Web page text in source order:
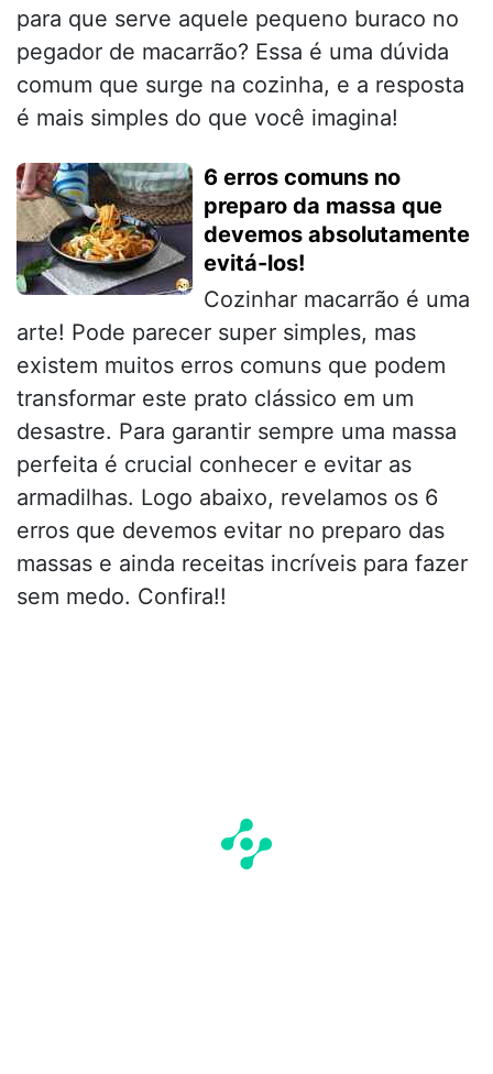
para que serve aquele pequeno buraco no
pegador de macarrão? Essa é uma dúvida
comum que surge na cozinha, e a resposta
é mais simples do que você imagina!
6 erros comuns no
preparo da massa que
devemos absolutamente
evitá-los!
Cozinhar macarrão é uma
arte! Pode parecer super simples, mas
existem muitos erros comuns que podem
transformar este prato clássico em um
desastre. Para garantir sempre uma massa
perfeita é crucial conhecer e evitar as
armadilhas. Logo abaixo, revelamos os 6
erros que devemos evitar no preparo das
massas e ainda receitas incríveis para fazer
sem medo. Confira!!